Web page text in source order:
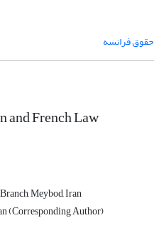
حقوق فرانسه
and French Law
Meybod, Iran
(Corresponding Author)